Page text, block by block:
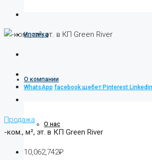
Ипотека
О компании
О нас
WhatsApp facebook щебет Pinterest Linkedin
Продажа
-ком., м², эт. в КП Green River
10,062,742₽